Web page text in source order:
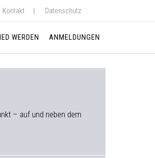
Kontakt Datenschutz
WERDEN ANMELDUNGEN
– auf und neben dem